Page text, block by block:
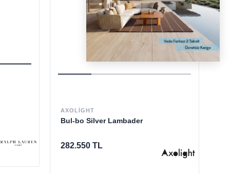
AXOLIGHT
Bul-bo Silver Lambader
282.550 TL